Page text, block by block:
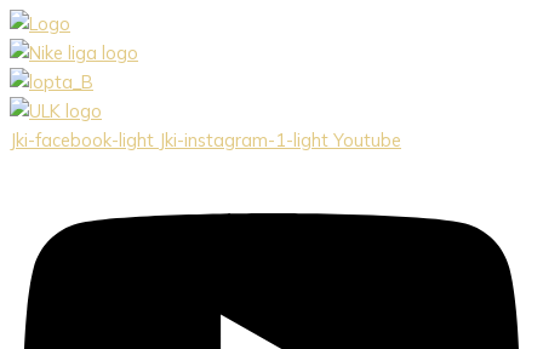
Preskočiť
na
obsah
Jki-facebook-light Jki-instagram-1-light Youtube